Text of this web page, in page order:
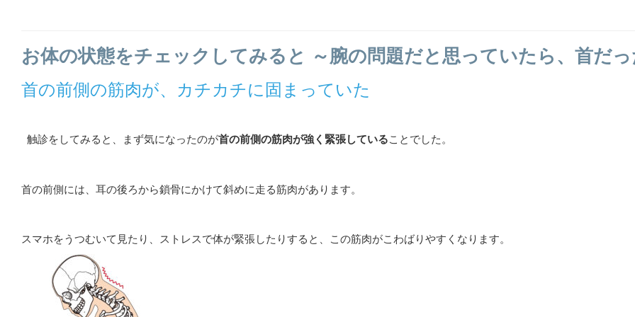
お体の状態をチェックしてみると ～腕の問題だと思っていたら、首だ
首の前側の筋肉が、カチカチに固まっていた
触診をしてみると、まず気になったのが首の前側の筋肉が強く緊張していることでした。
首の前側には、耳の後ろから鎖骨にかけて斜めに走る筋肉があります。
スマホをうつむいて見たり、ストレスで体が緊張したりすると、この筋肉がこわばりやすくなります。